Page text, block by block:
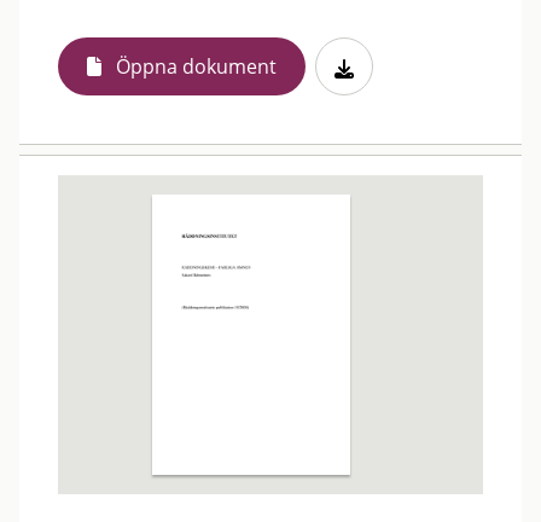
Öppna dokument